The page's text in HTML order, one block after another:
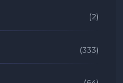
(2)
(333)